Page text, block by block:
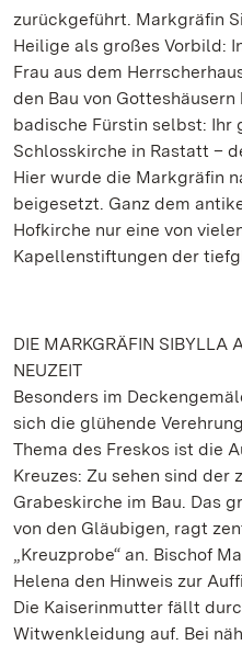
zurückgeführt. Markgräfin
Heilige als großes Vorbild:
Frau aus dem
den Bau von
badische Fürstin selbst: Ihr
Schlosskirche in Rastatt –
Hier wurde die Markgräfin
beigesetzt. Ganz dem
Hofkirche nur eine von
Kapellenstiftungen der
DIE MARKGRÄFIN SIBYLLA
NEUZEIT
Besonders im
sich die glühende
Thema des Freskos ist die
Kreuzes: Zu sehen sind der
Grabeskirche im Bau. Das
von den Gläubigen, ragt
„Kreuzprobe“ an. Bischof
Helena den Hinweis zur
Die Kaiserinmutter fällt
Witwenkleidung auf. Bei